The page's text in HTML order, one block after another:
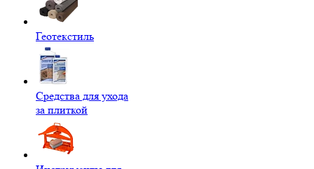
Геотекстиль
Средства для ухода
за плиткой